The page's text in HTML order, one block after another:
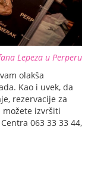
Lepeza u Perperu
olakša
Kao i uvek, da
rezervacije za
možete izvršiti
063 33 33 44,